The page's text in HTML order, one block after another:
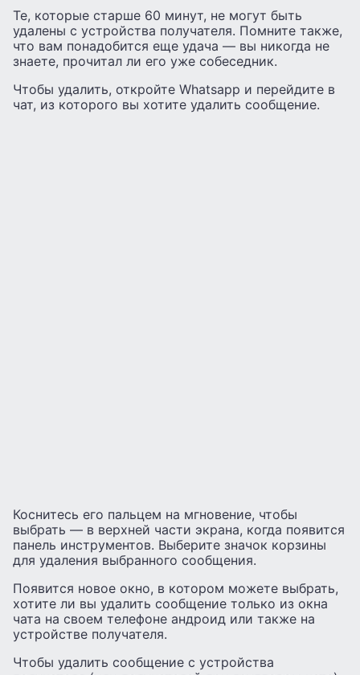
Те, которые старше 60 минут, не могут быть
удалены с устройства получателя. Помните также,
что вам понадобится еще удача — вы никогда не
знаете, прочитал ли его уже собеседник.
Чтобы удалить, откройте Whatsapp и перейдите в
чат, из которого вы хотите удалить сообщение.
Коснитесь его пальцем на мгновение, чтобы
выбрать — в верхней части экрана, когда появится
панель инструментов. Выберите значок корзины
для удаления выбранного сообщения.
Появится новое окно, в котором можете выбрать,
хотите ли вы удалить сообщение только из окна
чата на своем телефоне андроид или также на
устройстве получателя.
Чтобы удалить сообщение с устройства